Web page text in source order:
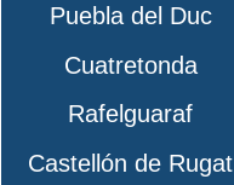
Puebla del Duc
Cuatretonda
Rafelguaraf
Castellón de Rugat